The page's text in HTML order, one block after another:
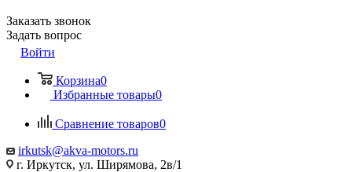
Заказать звонок
Задать вопрос
Войти
Корзина0
Избранные товары0
Сравнение товаров0
irkutsk@akva-motors.ru
г. Иркутск, ул. Ширямова, 2в/1